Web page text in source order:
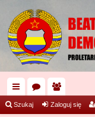
ię or ży
Szukaj Zaloguj się